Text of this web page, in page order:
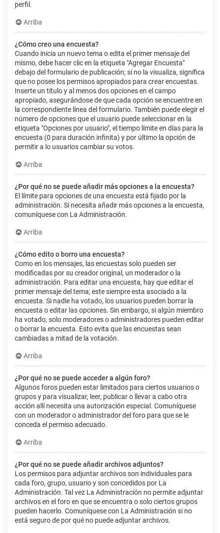
perfil.
Arriba
¿Cómo creo una encuesta?
Cuando inicia un nuevo tema o edita el primer mensaje del
mismo, debe hacer clic en la etiqueta "Agregar Encuesta"
debajo del formulario de publicación; si no la visualiza, significa
que no posee los permisos apropiados para crear encuestas.
Inserte un título y al menos dos opciones en el campo
apropiado, asegurándose de que cada opción se encuentre en
la correspondiente línea del formulario. También puede elegir el
número de opciones que el usuario puede seleccionar en la
etiqueta "Opciones por usuario", el tiempo límite en días para la
encuesta (0 para duración infinita) y por último la opción de
permitir a lo usuarios cambiar su votos.
Arriba
¿Por qué no se puede añadir más opciones a la encuesta?
El límite para opciones de una encuesta está fijado por la
administración. Si necesita añadir más opciones a la encuesta,
comuníquese con La Administración.
Arriba
¿Cómo edito o borro una encuesta?
Como en los mensajes, las encuestas solo pueden ser
modificadas por su creador original, un moderador o la
administración. Para editar una encuesta, hay que editar el
primer mensaje del tema; este siempre esta asociado a la
encuesta. Si nadie ha votado, los usuarios pueden borrar la
encuesta o editar las opciones. Sin embargo, si algún miembro
ha votado, solo moderadores o administradores pueden editar
o borrar la encuesta. Esto evita que las encuestas sean
cambiadas a mitad de la votación.
Arriba
¿Por qué no se puede acceder a algún foro?
Algunos foros pueden estar limitados para ciertos usuarios o
grupos y para visualizar, leer, publicar o llevar a cabo otra
acción allí necesita una autorización especial. Comuníquese
con un moderador o administrador del foro para que se le
conceda el permiso adecuado.
Arriba
¿Por qué no se puede añadir archivos adjuntos?
Los permisos para adjuntar archivos son individuales para
cada foro, grupo, usuario y son concedidos por La
Administración. Tal vez La Administración no permite adjuntar
archivos en el foro en que se encuentra o solo ciertos grupos
pueden hacerlo. Comuníquese con La Administración si no
está seguro de por qué no puede adjuntar archivos.